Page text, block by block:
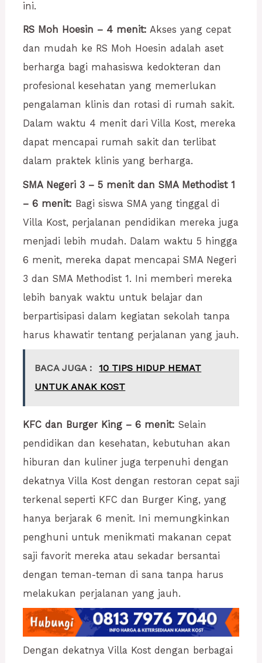
ini.
RS Moh Hoesin – 4 menit: Akses yang cepat
dan mudah ke RS Moh Hoesin adalah aset
berharga bagi mahasiswa kedokteran dan
profesional kesehatan yang memerlukan
pengalaman klinis dan rotasi di rumah sakit.
Dalam waktu 4 menit dari Villa Kost, mereka
dapat mencapai rumah sakit dan terlibat
dalam praktek klinis yang berharga.
SMA Negeri 3 – 5 menit dan SMA Methodist 1
– 6 menit: Bagi siswa SMA yang tinggal di
Villa Kost, perjalanan pendidikan mereka juga
menjadi lebih mudah. Dalam waktu 5 hingga
6 menit, mereka dapat mencapai SMA Negeri
3 dan SMA Methodist 1. Ini memberi mereka
lebih banyak waktu untuk belajar dan
berpartisipasi dalam kegiatan sekolah tanpa
harus khawatir tentang perjalanan yang jauh.
BACA JUGA :
10 TIPS HIDUP HEMAT
UNTUK ANAK KOST
KFC dan Burger King – 6 menit: Selain
pendidikan dan kesehatan, kebutuhan akan
hiburan dan kuliner juga terpenuhi dengan
dekatnya Villa Kost dengan restoran cepat saji
terkenal seperti KFC dan Burger King, yang
hanya berjarak 6 menit. Ini memungkinkan
penghuni untuk menikmati makanan cepat
saji favorit mereka atau sekadar bersantai
dengan teman-teman di sana tanpa harus
melakukan perjalanan yang jauh.
Dengan dekatnya Villa Kost dengan berbagai